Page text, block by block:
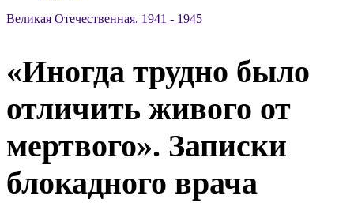
Великая Отечественная. 1941 - 1945
«Иногда трудно было
отличить живого от
мертвого». Записки
блокадного врача